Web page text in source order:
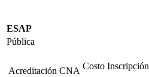
ESAP
Pública
Acreditación CNA Costo Inscripción